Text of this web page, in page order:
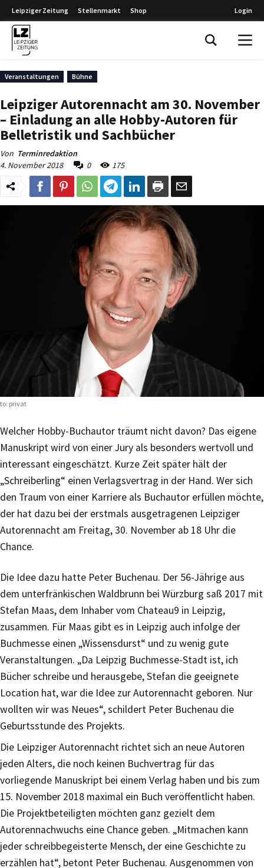
Leipziger Zeitung Stellenmarkt Shop Login
Veranstaltungen Bühne
Leipziger Autorennacht am 30. November
– Einladung an alle Hobby-Autoren für
Belletristik und Sachbücher
Von Terminredaktion
4. November 2018
0 175
privat
Welcher Hobby-Buchautor träumt nicht davon? Das eigene
Manuskript wird von einer Jury als besonders wertvoll und
interessant eingeschätzt. Kurze Zeit später hält der
„Schreiberling“ einen Verlagsvertrag in der Hand. Wer sich
den Traum von einer Karriere als Buchautor erfüllen möchte,
der hat dazu bei der erstmals ausgetragenen Leipziger
Autorennacht am Freitag, 30. November ab 18 Uhr die
Chance.
Die Idee dazu hatte Peter Buchenau. Der 56-Jährige aus
dem unterfränkischen Waldbrunn bei Würzburg saß 2017 mit
Stefan Maas, dem Inhaber vom Chateau9 in Leipzig,
zusammen. Für Maas gibt es in Leipzig auch infolge der
Buchmesse einen „Wissensdurst“ und zu wenig gute
Veranstaltungen. „Da Leipzig Buchmesse-Stadt ist, ich
Bücher schreibe und herausgebe, Stefan die geeignete
Location hat, war die Idee zur Autorennacht geboren. Nur
wollten wir was Neues“, schildert Peter Buchenau die
Geburtsstunde des Projekts.
Die Leipziger Autorennacht richtet sich an neue Autoren
jeden Alters, die noch keinen Buchvertrag für das
vorliegende Manuskript bei einem Verlag haben und bis zum
15. November 2018 maximal ein Buch veröffentlicht haben.
Die Projektbeteiligten möchten ganz gezielt dem
Autorennachwuchs eine Chance geben. „Mitmachen kann
jeder schreibbegeisterte Mensch, der eine Geschichte zu
erzählen hat“, betont Peter Buchenau. Ausgenommen von